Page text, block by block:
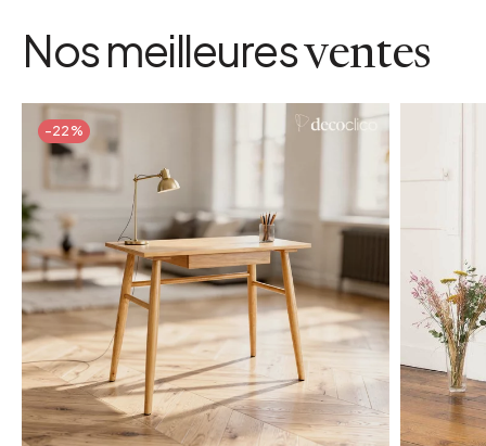
Nos meilleuresventes
-22%